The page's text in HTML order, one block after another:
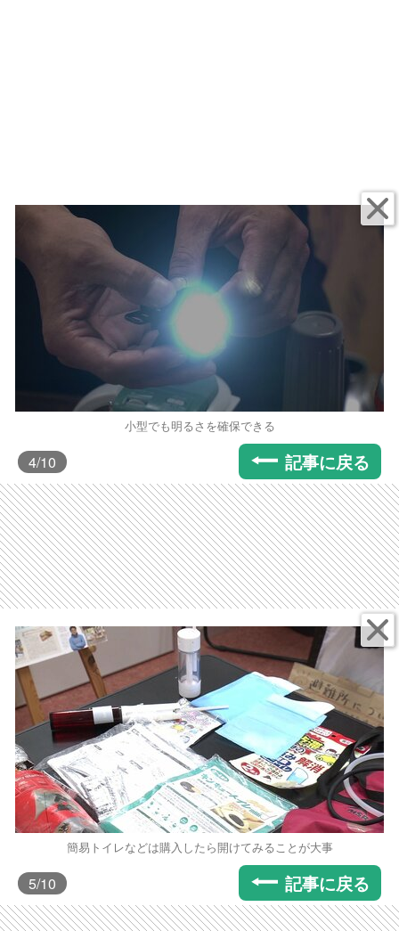
小型でも明るさを確保できる
4/10 記事に戻る
簡易トイレなどは購入したら開けてみることが大事
5/10 記事に戻る